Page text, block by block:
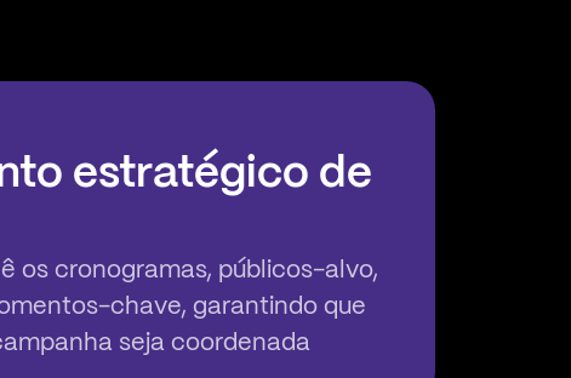
estratégico de
os cronogramas, públicos-alvo,
chave, garantindo que
seja coordenada